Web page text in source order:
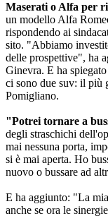
Maserati o Alfa per
un modello Alfa
rispondendo ai
sito. "Abbiamo
delle prospettive", ha
Ginevra. E ha
ci sono due suv: il più
Pomigliano.
"Potrei tornare a
degli straschichi
mai nessuna porta,
si è mai aperta. Ho
nuovo o bussare ad
E ha aggiunto: "La
anche se ora le